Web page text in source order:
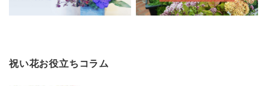
祝い花お役立ちコラム